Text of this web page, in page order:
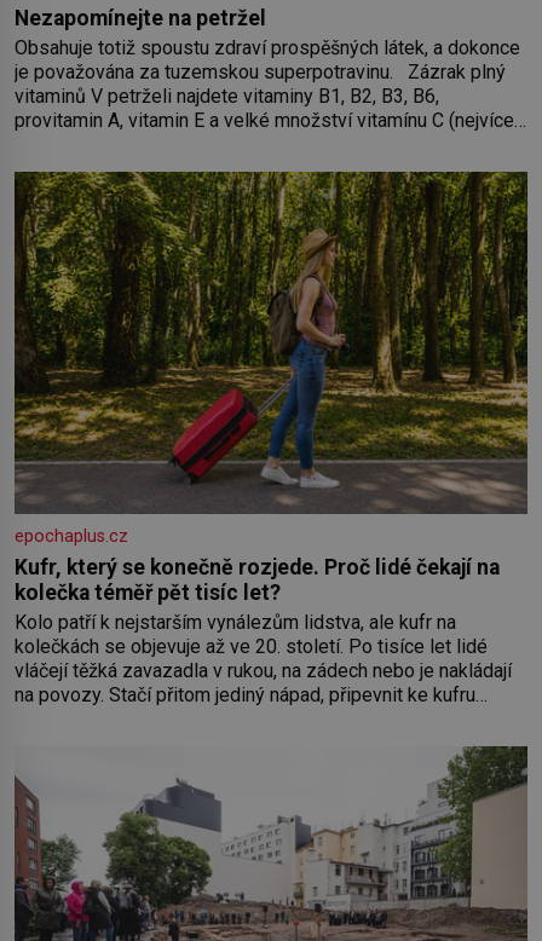
Nezapomínejte na petržel
Obsahuje totiž spoustu zdraví prospěšných látek, a dokonce
je považována za tuzemskou superpotravinu. Zázrak plný
vitaminů V petrželi najdete vitaminy B1, B2, B3, B6,
provitamin A, vitamin E a velké množství vitamínu C (nejvíce
také, ale je ho desetkrát méně), a kyselinu listovou. Ale
epochaplus.cz
Kufr, který se konečně rozjede. Proč lidé čekají na
kolečka téměř pět tisíc let?
Kolo patří k nejstarším vynálezům lidstva, ale kufr na
kolečkách se objevuje až ve 20. století. Po tisíce let lidé
vláčejí těžká zavazadla v rukou, na zádech nebo je nakládají
na povozy. Stačí přitom jediný nápad, připevnit ke kufru